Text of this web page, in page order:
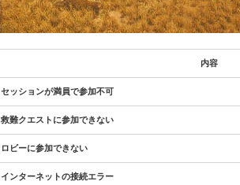
内容
セッションが満員で参加不可
救難クエストに参加できない
ロビーに参加できない
インターネットの接続エラー